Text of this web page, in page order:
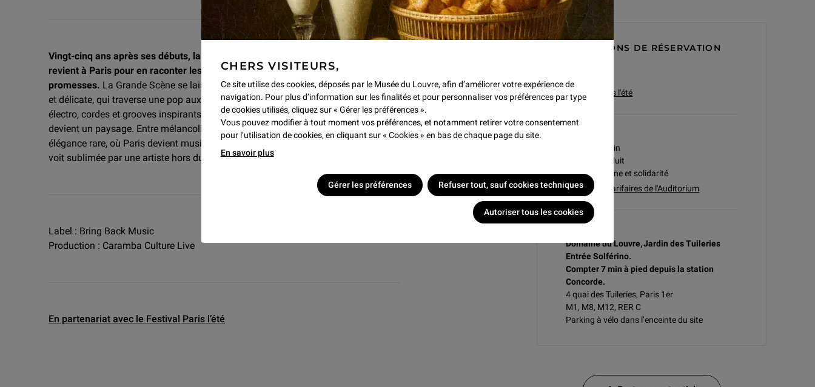
CHERS VISITEURS,
Ce site utilise des cookies, déposés par le Musée du Louvre, afin d’améliorer votre expérience de
navigation. Pour plus d’information sur les finalités et pour personnaliser vos préférences par type
de cookies utilisés, cliquez sur « Gérer les préférences ».
Vous pouvez modifier à tout moment vos préférences, et notamment retirer votre consentement
pour l’utilisation de cookies, en cliquant sur « Cookies » en bas de chaque page du site.
En savoir plus
Gérer les préférences Refuser tout, sauf cookies techniques
Autoriser tous les cookies
CONDITIONS DE RÉSERVATION
ACHAT SUR
Festival Paris l'été
38 € Tarif plein
33 € Tarif réduit
15 € Tarif jeune et solidarité
Conditions tarifaires de l'Auditorium
Domaine du Louvre, Jardin des Tuileries
Entrée Solférino.
Compter 7 min à pied depuis la station
Concorde.
4 quai des Tuileries, Paris 1er
M1, M8, M12, RER C
Parking à vélo dans l’enceinte du site
Vingt-cinq ans après ses débuts, la compositrice et interprète globe-trotteuse
revient à Paris pour en raconter les lumières, les doutes, les nuits et les
promesses. La Grande Scène se laissera envoûter par sa voix unique, expressive
et délicate, qui traverse une pop aux réminiscences sixties et seventies, mêlant
électro, cordes et grooves inspirants. Orchestrale ou minimale, chaque chanson
devient un paysage. Entre mélancolie et énergie, Keren Ann livre un concert d’une
élégance rare, où Paris devient musique et l’intime universel. La Ville-lumière se
voit sublimée par une artiste hors du temps…
Label : Bring Back Music
Production : Caramba Culture Live
En partenariat avec le Festival Paris l’été